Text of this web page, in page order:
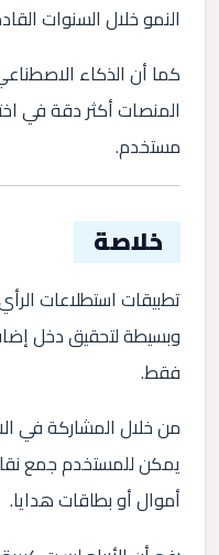
النمو خلال السنوات
كما أن الذكاء
المنصات أكثر دقة في
مستخدم.
خلاصة
تطبيقات استطلاعات
وبسيطة لتحقيق دخل
فقط.
من خلال المشاركة في
يمكن للمستخدم جمع
أموال أو بطاقات هدايا.